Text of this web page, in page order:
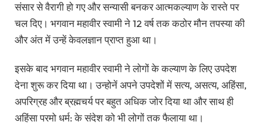
संसार से वैरागी हो गए और सन्यासी बनकर आत्मकल्याण के रास्ते पर
चल दिए। भगवान महावीर स्वामी ने 12 वर्ष तक कठोर मौन तपस्या की
और अंत में उन्हें केवलज्ञान प्राप्त हुआ था।
इसके बाद भगवान महावीर स्वामी ने लोगों के कल्याण के लिए उपदेश
देना शुरू कर दिया था। उन्होनें अपने उपदेशों में सत्य, असत्य, अहिंसा,
अपरिग्रह और ब्रह्मचर्य पर बहुत अधिक जोर दिया था और साथ ही
अहिंसा परमो धर्म: के संदेश को भी लोगों तक फैलाया था।